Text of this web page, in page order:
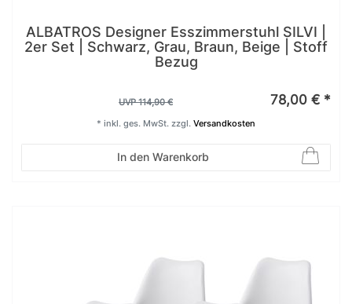
ALBATROS Designer Esszimmerstuhl SILVI |
2er Set | Schwarz, Grau, Braun, Beige | Stoff
Bezug
UVP 114,90 € 78,00 € *
In den Warenkorb
* inkl. ges. MwSt. zzgl. Versandkosten